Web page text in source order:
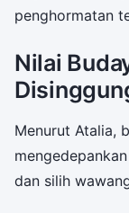
penghormatan
Nilai
Menurut Atalia,
dan silih